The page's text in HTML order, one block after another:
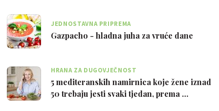
JEDNOSTAVNA PRIPREMA
Gazpacho - hladna juha za vruće dane
HRANA ZA DUGOVJEČNOST
5 mediteranskih namirnica koje žene iznad
50 trebaju jesti svaki tjedan, prema …